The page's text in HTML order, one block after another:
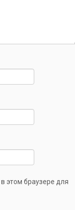
этом браузере для